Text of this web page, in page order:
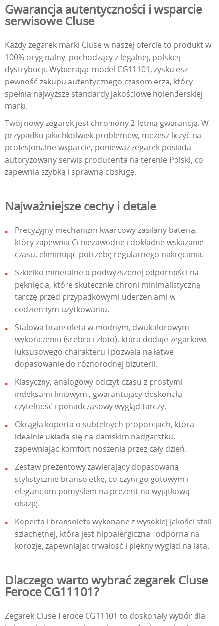
Gwarancja autentyczności i wsparcie
serwisowe Cluse
Każdy zegarek marki Cluse w naszej ofercie to produkt w
100% oryginalny, pochodzący z legalnej, polskiej
dystrybucji. Wybierając model CG11101, zyskujesz
pewność zakupu autentycznego czasomierza, który
spełnia najwyższe standardy jakościowe holenderskiej
marki.
Twój nowy zegarek jest chroniony 2-letnią gwarancją. W
przypadku jakichkolwiek problemów, możesz liczyć na
profesjonalne wsparcie, ponieważ zegarek posiada
autoryzowany serwis producenta na terenie Polski, co
zapewnia szybką i sprawną obsługę.
Najważniejsze cechy i detale
Precyzyjny mechanizm kwarcowy zasilany baterią,
który zapewnia Ci niezawodne i dokładne wskazanie
czasu, eliminując potrzebę regularnego nakręcania.
Szkiełko mineralne o podwyższonej odporności na
pęknięcia, które skutecznie chroni minimalistyczną
tarczę przed przypadkowymi uderzeniami w
codziennym użytkowaniu.
Stalowa bransoleta w modnym, dwukolorowym
wykończeniu (srebro i złoto), która dodaje zegarkowi
luksusowego charakteru i pozwala na łatwe
dopasowanie do różnorodnej biżuterii.
Klasyczny, analogowy odczyt czasu z prostymi
indeksami liniowymi, gwarantujący doskonałą
czytelność i ponadczasowy wygląd tarczy.
Okrągła koperta o subtelnych proporcjach, która
idealnie układa się na damskim nadgarstku,
zapewniając komfort noszenia przez cały dzień.
Zestaw prezentowy zawierający dopasowaną
stylistycznie bransoletkę, co czyni go gotowym i
eleganckim pomysłem na prezent na wyjątkową
okazję.
Koperta i bransoleta wykonane z wysokiej jakości stali
szlachetnej, która jest hipoalergiczna i odporna na
korozję, zapewniając trwałość i piękny wygląd na lata.
Dlaczego warto wybrać zegarek Cluse
Feroce CG11101?
Zegarek Cluse Feroce CG11101 to doskonały wybór dla